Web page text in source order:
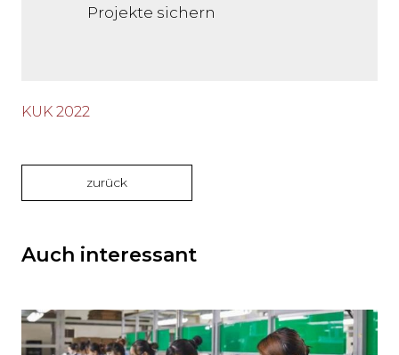
Projekte sichern
KUK 2022
zurück
Auch interessant